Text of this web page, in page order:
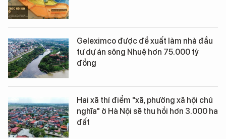
Geleximco được đề xuất làm nhà đầu
tư dự án sông Nhuệ hơn 75.000 tỷ
đồng
Hai xã thí điểm "xã, phường xã hội chủ
nghĩa" ở Hà Nội sẽ thu hồi hơn 3.000 ha
đất